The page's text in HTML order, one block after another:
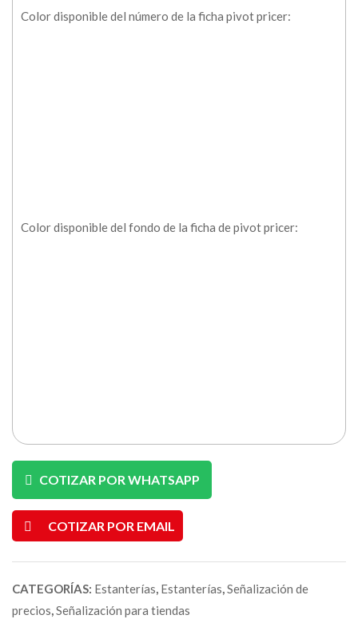
Color disponible del número de la ficha pivot pricer:
Color disponible del fondo de la ficha de pivot pricer:
COTIZAR POR WHATSAPP
COTIZAR POR EMAIL
CATEGORÍAS: Estanterías, Estanterías,Señalización de
precios,Señalización para tiendas